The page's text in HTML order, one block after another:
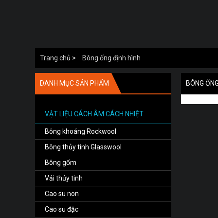
Trang chủ > Bông ống định hình
DANH MỤC SẢN PHẨM
VẬT LIỆU CÁCH ÂM CÁCH NHIỆT
Bông khoáng Rockwool
Bông thủy tinh Glasswool
Bông gốm
Vải thủy tinh
Cao su non
Cao su đặc
BÔNG